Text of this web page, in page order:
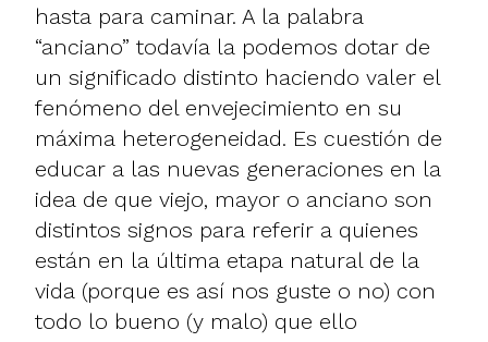
hasta para caminar. A la palabra
“anciano” todavía la podemos dotar de
un significado distinto haciendo valer el
fenómeno del envejecimiento en su
máxima heterogeneidad. Es cuestión de
educar a las nuevas generaciones en la
idea de que viejo, mayor o anciano son
distintos signos para referir a quienes
están en la última etapa natural de la
vida (porque es así nos guste o no) con
todo lo bueno (y malo) que ello